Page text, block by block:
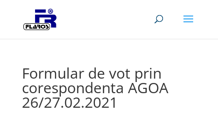
Formular de vot prin
corespondenta AGOA
26/27.02.2021